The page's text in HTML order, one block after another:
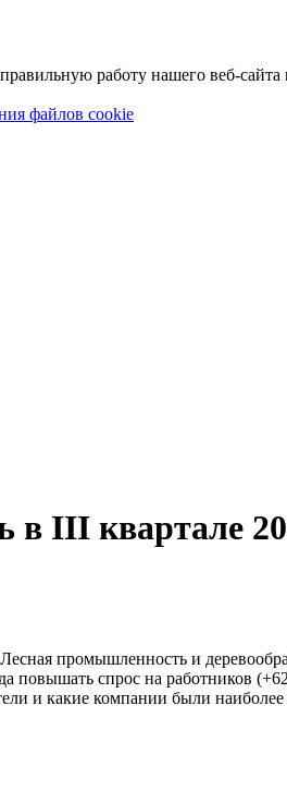
работу нашего веб-сайта
файлов cookie
III квартале
промышленность и
повышать спрос на работников
и какие компании были